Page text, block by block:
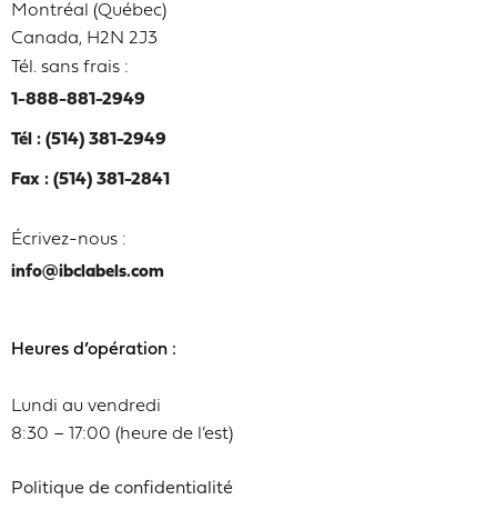
Montréal (Québec)
Canada, H2N 2J3
Tél. sans frais :
1-888-881-2949
Tél : (514) 381-2949
Fax : (514) 381-2841
Écrivez-nous :
info@ibclabels.com
Heures d’opération :
Lundi au vendredi
8:30 – 17:00 (heure de l’est)
Politique de confidentialité